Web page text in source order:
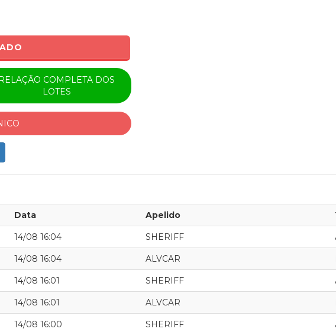
RELAÇÃO COMPLETA DOS
LOTES
Data Apelido
14/08 16:04 SHERIFF
14/08 16:04 ALVCAR
14/08 16:01 SHERIFF
14/08 16:01 ALVCAR
14/08 16:00 SHERIFF